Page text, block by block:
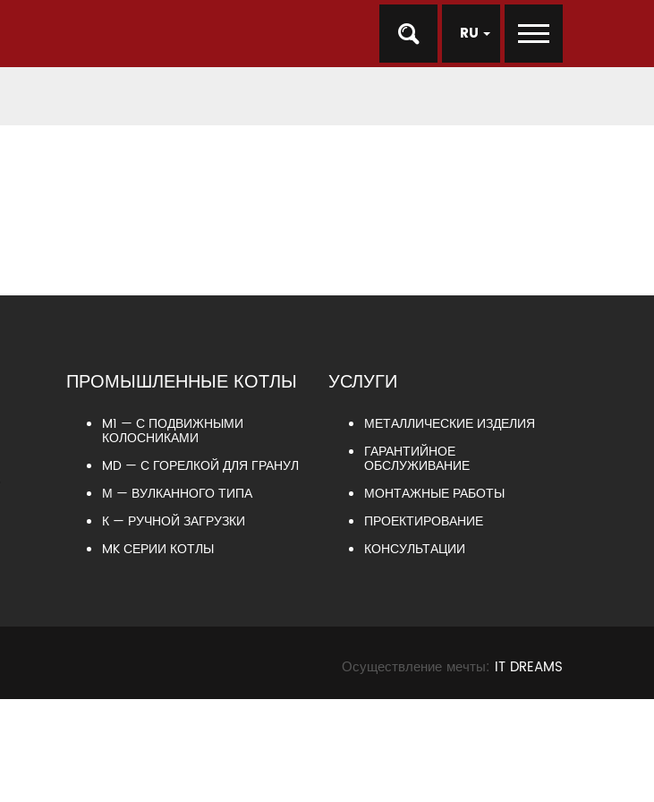
RU
ПРОМЫШЛЕННЫЕ КОТЛЫ
M1 — С ПОДВИЖНЫМИ
КОЛОСНИКАМИ
MD — С ГОРЕЛКОЙ ДЛЯ ГРАНУЛ
М — ВУЛКАННОГО ТИПА
К — РУЧНОЙ ЗАГРУЗКИ
MK СЕРИИ КОТЛЫ
УСЛУГИ
МЕТАЛЛИЧЕСКИЕ ИЗДЕЛИЯ
ГАРАНТИЙНОЕ
ОБСЛУЖИВАНИЕ
МОНТАЖНЫЕ РАБОТЫ
ПРОЕКТИРОВАНИЕ
КОНСУЛЬТАЦИИ
Осуществление мечты: IT DREAMS